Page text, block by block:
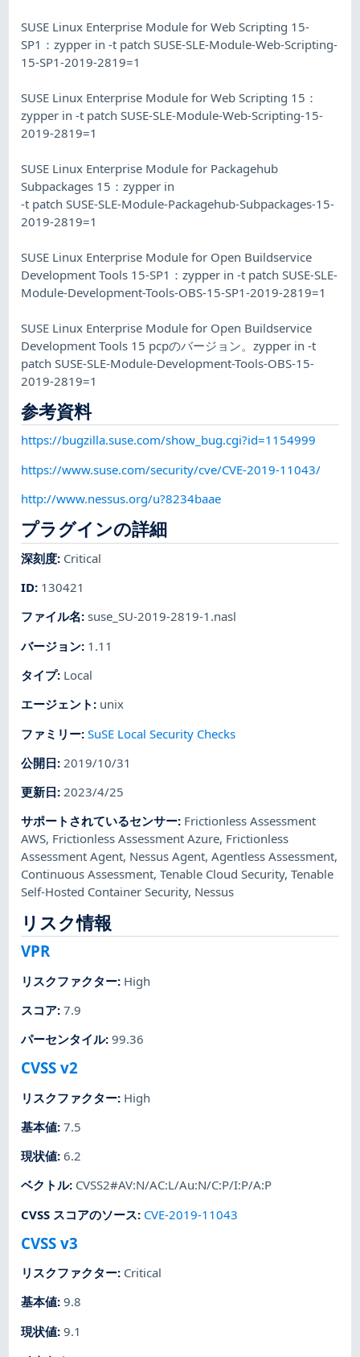
SUSE Linux Enterprise Module for Web Scripting 15-
SP1：zypper in -t patch SUSE-SLE-Module-Web-Scripting-
15-SP1-2019-2819=1
SUSE Linux Enterprise Module for Web Scripting 15：
zypper in -t patch SUSE-SLE-Module-Web-Scripting-15-
2019-2819=1
SUSE Linux Enterprise Module for Packagehub
Subpackages 15：zypper in
-t patch SUSE-SLE-Module-Packagehub-Subpackages-15-
2019-2819=1
SUSE Linux Enterprise Module for Open Buildservice
Development Tools 15-SP1：zypper in -t patch SUSE-SLE-
Module-Development-Tools-OBS-15-SP1-2019-2819=1
SUSE Linux Enterprise Module for Open Buildservice
Development Tools 15 pcpのバージョン。zypper in -t
patch SUSE-SLE-Module-Development-Tools-OBS-15-
2019-2819=1
参考資料
https://bugzilla.suse.com/show_bug.cgi?id=1154999
https://www.suse.com/security/cve/CVE-2019-11043/
http://www.nessus.org/u?8234baae
プラグインの詳細
深刻度: Critical
ID: 130421
ファイル名:suse_SU-2019-2819-1.nasl
バージョン: 1.11
タイプ: Local
エージェント : unix
ファミリー:SuSE Local Security Checks
公開日: 2019/10/31
更新日:2023/4/25
サポートされているセンサー: Frictionless Assessment
AWS, Frictionless Assessment Azure, Frictionless
Assessment Agent, Nessus Agent,Agentless Assessment,
Continuous Assessment,Tenable Cloud Security,Tenable
Self-Hosted Container Security, Nessus
リスク情報
VPR
リスクファクター: High
スコア:7.9
パーセンタイル:99.36
CVSS v2
リスクファクター: High
基本値:7.5
現状値:6.2
ベクトル: CVSS2#AV:N/AC:L/Au:N/C:P/I:P/A:P
CVSS スコアのソース: CVE-2019-11043
CVSS v3
リスクファクター: Critical
基本値:9.8
現状値:9.1